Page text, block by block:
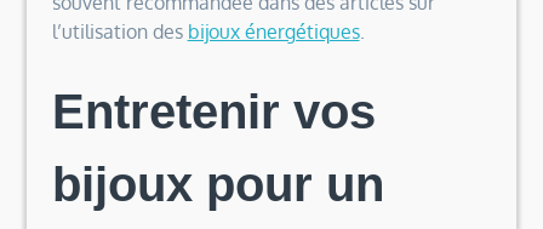
l’utilisation des bijoux énergétiques.
Entretenir vos
bijoux pour un